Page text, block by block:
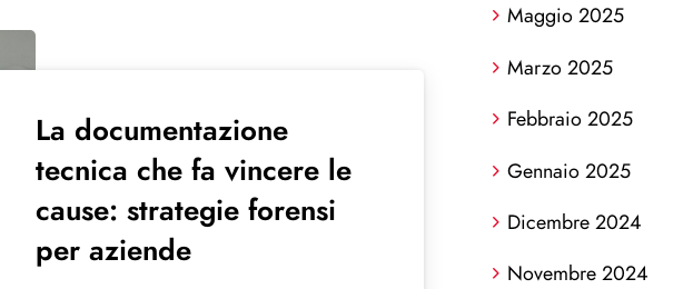
La documentazione
tecnica che fa vincere le
cause: strategie forensi
per aziende
Maggio 2025
Marzo 2025
Febbraio 2025
Gennaio 2025
Dicembre 2024
Novembre 2024